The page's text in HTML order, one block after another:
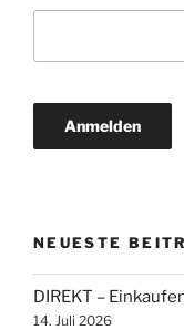
NEUESTE
DIREKT –
14. Juli 2026